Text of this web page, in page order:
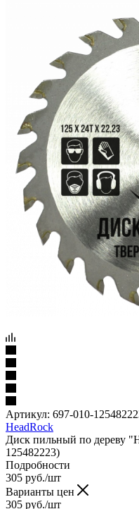
Артикул: 697-010-
HeadRock
Диск пильный по дереву
125482223)
Подробности
305 руб./шт
Варианты цен
305 руб./шт